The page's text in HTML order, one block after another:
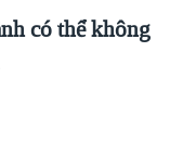
có thể không